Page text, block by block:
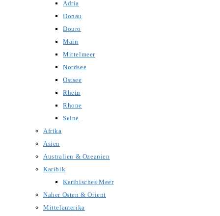
Adria
Donau
Douro
Main
Mittelmeer
Nordsee
Ostsee
Rhein
Rhone
Seine
Afrika
Asien
Australien & Ozeanien
Karibik
Karibisches Meer
Naher Osten & Orient
Mittelamerika